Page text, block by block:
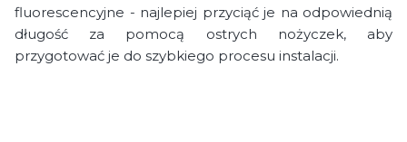
fluorescencyjne - najlepiej przyciąć je na odpowiednią
długość za pomocą ostrych nożyczek, aby
przygotować je do szybkiego procesu instalacji.